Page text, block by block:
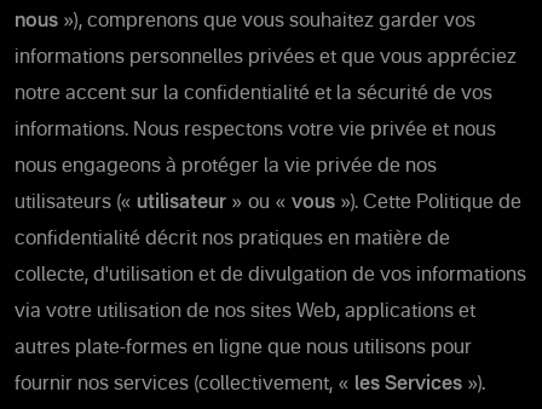
nous »), comprenons que vous souhaitez garder vos
informations personnelles privées et que vous appréciez
notre accent sur la confidentialité et la sécurité de vos
informations. Nous respectons votre vie privée et nous
nous engageons à protéger la vie privée de nos
utilisateurs (« utilisateur » ou « vous »). Cette Politique de
confidentialité décrit nos pratiques en matière de
collecte, d'utilisation et de divulgation de vos informations
via votre utilisation de nos sites Web, applications et
autres plate-formes en ligne que nous utilisons pour
fournir nos services (collectivement, « les Services »).